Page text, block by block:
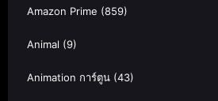
Amazon Prime (859)
Animal (9)
Animation การ์ตูน (43)